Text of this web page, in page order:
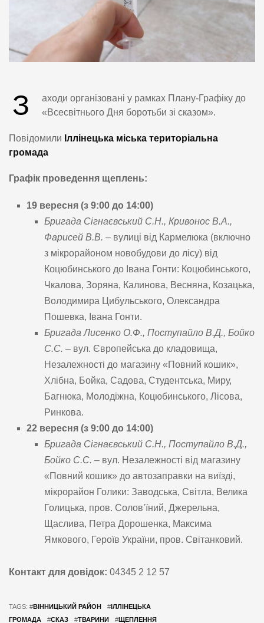
З
аходи організовані у рамках Плану-Графіку до
«Всесвітнього Дня боротьби зі сказом».
Повідомили Іллінецька міська територіальна
громада
Графік проведення щеплень:
19 вересня (з 9:00 до 14:00)
Бригада Сігнаєвський С.Н., Кривонос В.А.,
Фарисей В.В. – вулиці від Кармелюка (включно
з мікрорайоном новобудови до лісу) від
Коцюбинського до Івана Гонти: Коцюбинського,
Чкалова, Зоряна, Калинова, Весняна, Козацька,
Володимира Цибульського, Олександра
Пошевка, Івана Гонти.
Бригада Лисенко О.Ф., Поступайло В.Д., Бойко
С.С. – вул. Європейська до кладовища,
Незалежності до магазину «Повний кошик»,
Хлібна, Бойка, Садова, Студентська, Миру,
Багнюка, Молодіжна, Коцюбинського, Лісова,
Ринкова.
22 вересня (з 9:00 до 14:00)
Бригада Сігнаєвський С.Н., Поступайло В.Д.,
Бойко С.С. – вул. Незалежності від магазину
«Повний кошик» до автозаправки на виїзді,
мікрорайон Голики: Заводська, Світла, Велика
Голицька, пров. Солов’їний, Джерельна,
Щаслива, Петра Дорошенка, Максима
Ямкового, Героїв України, пров. Світанковий.
Контакт для довідок: 04345 2 12 57
TAGS: #ВІННИЦЬКИЙ РАЙОН # ІЛЛІНЕЦЬКА
ГРОМАДА
#СКАЗ #ТВАРИНИ #ЩЕПЛЕННЯ